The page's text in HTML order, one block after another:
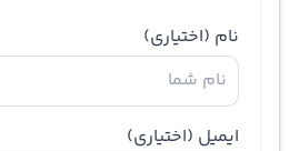
نام (اختیاری)
ایمیل (اختیاری)